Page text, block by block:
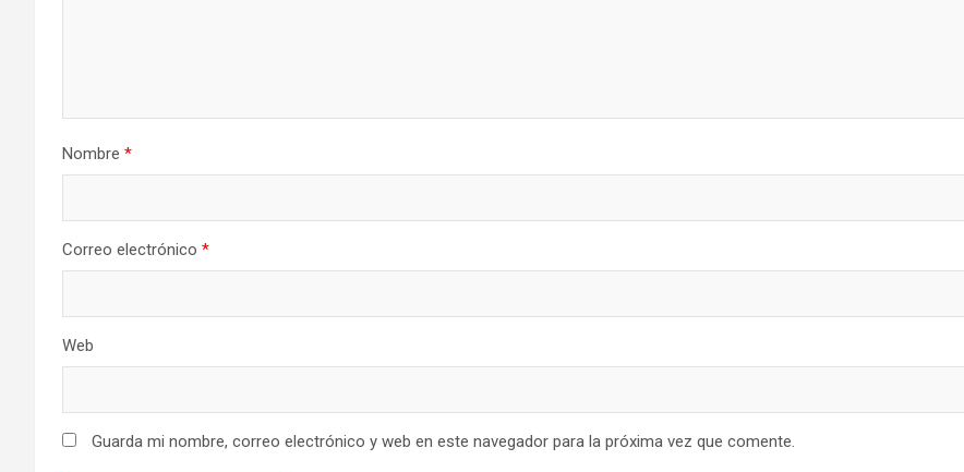
Nombre *
Correo electrónico *
Web
Guarda mi nombre, correo electrónico y web en este navegador para la próxima vez que comente.